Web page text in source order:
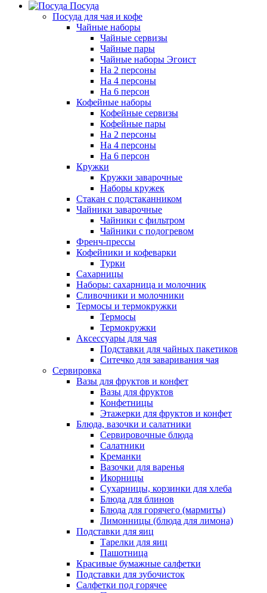
Посуда
Посуда для чая и кофе
Чайные наборы
Чайные сервизы
Чайные пары
Чайные наборы Эгоист
На 2 персоны
На 4 персоны
На 6 персон
Кофейные наборы
Кофейные сервизы
Кофейные пары
На 2 персоны
На 4 персоны
На 6 персон
Кружки
Кружки заварочные
Наборы кружек
Стакан с подстаканником
Чайники заварочные
Чайники с фильтром
Чайники с подогревом
Френч-прессы
Кофейники и кофеварки
Турки
Сахарницы
Наборы: сахарница и молочник
Сливочники и молочники
Термосы и термокружки
Термосы
Термокружки
Аксессуары для чая
Подставки для чайных пакетиков
Ситечко для заваривания чая
Сервировка
Вазы для фруктов и конфет
Вазы для фруктов
Конфетницы
Этажерки для фруктов и конфет
Блюда, вазочки и салатники
Сервировочные блюда
Салатники
Креманки
Вазочки для варенья
Икорницы
Сухарницы, корзинки для хлеба
Блюда для блинов
Блюда для горячего (мармиты)
Лимонницы (блюда для лимона)
Подставки для яиц
Тарелки для яиц
Пашотница
Красивые бумажные салфетки
Подставки для зубочисток
Салфетки под горячее